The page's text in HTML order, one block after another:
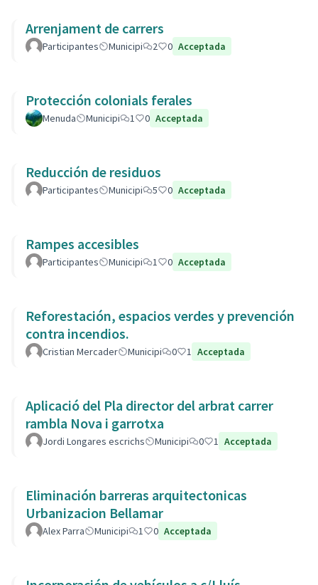
Arrenjament de carrers
Participantes Municipi 2 0 Acceptada
Protección colonials ferales
Menuda Municipi 1 0 Acceptada
Reducción de residuos
Participantes Municipi 5 0 Acceptada
Rampes accesibles
Participantes Municipi 1 0 Acceptada
Reforestación, espacios verdes y prevención
contra incendios.
Cristian Mercader Municipi 0 1 Acceptada
Aplicació del Pla director del arbrat carrer
rambla Nova i garrotxa
Jordi Longares escrichs Municipi 0 1 Acceptada
Eliminación barreras arquitectonicas
Urbanizacion Bellamar
Alex Parra Municipi 1 0 Acceptada